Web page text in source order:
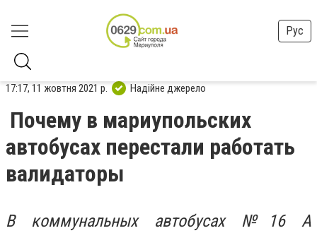
Рус
17:17, 11 жовтня 2021 р. Надійне джерело
Почему в мариупольских
автобусах перестали работать
валидаторы
В коммунальных автобусах №16 А